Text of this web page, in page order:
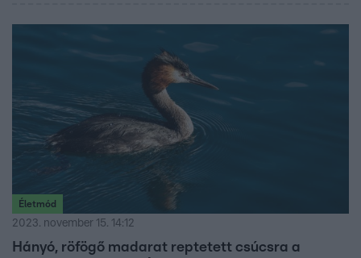
Életmód
2023. november 15. 14:12
Hányó, röfögő madarat reptetett csúcsra a